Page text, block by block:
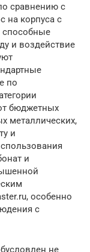
сравнению с
на корпуса с
способные
и воздействие
по
бюджетных
металлических,
и
и
особенно
с
не